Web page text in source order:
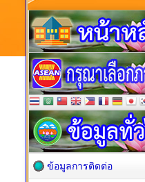
ข้อมูลการติดต่อ